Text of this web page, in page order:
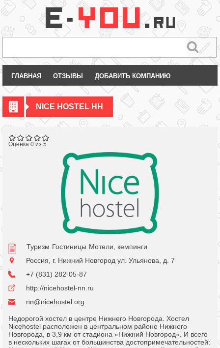
ГЛАВНАЯ ОТЗЫВЫ ДОБАВИТЬ КОМПАНИЮ
NICE HOSTEL НН
Оценка 0 из 5
Туризм Гостиницы Мотели, кемпинги
Россия, г. Нижний Новгород ул. Ульянова, д. 7
+7 (831) 282-05-87
http://nicehostel-nn.ru
nn@nicehostel.org
Недорогой хостел в центре Нижнего Новгорода. Хостел
Nicehostel расположен в центральном районе Нижнего
Новгорода, в 3,9 км от стадиона «Нижний Новгород». И всего
в нескольких шагах от большинства достопримечательностей: